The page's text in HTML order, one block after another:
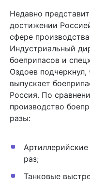
Недавно
достижении
сфере
Индустриальный
боеприпасов и
Оздоев
выпускает
Россия. По
производство
разы:
раз;
Танковые